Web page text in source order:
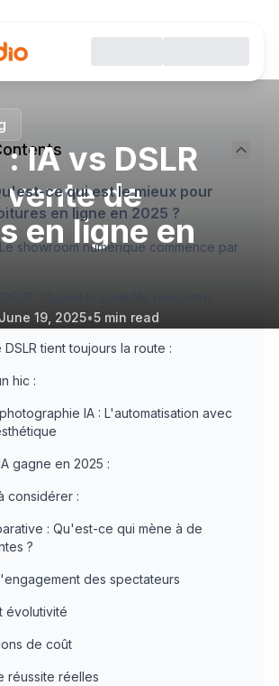
IA vs DSLR
de
en ligne en
June 19, 2025•5 min read
ce qui est le mieux pour
en ligne en 2025 ?
showroom numérique commence par
tient toujours la route :
hic :
IA : L'automatisation avec
gagne en 2025 :
considérer :
: Qu'est-ce qui mène à de
?
des spectateurs
évolutivité
de coût
réussite réelles